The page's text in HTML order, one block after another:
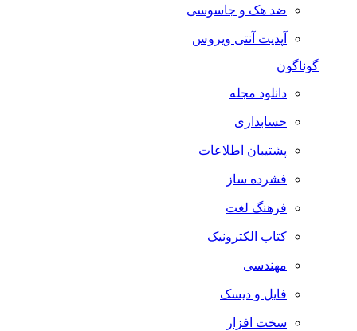
ضد هک و جاسوسی
آپدیت آنتی ویروس
گوناگون
دانلود مجله
حسابداری
پشتیبان اطلاعات
فشرده ساز
فرهنگ لغت
کتاب الکترونیک
مهندسی
فایل و دیسک
سخت افزار